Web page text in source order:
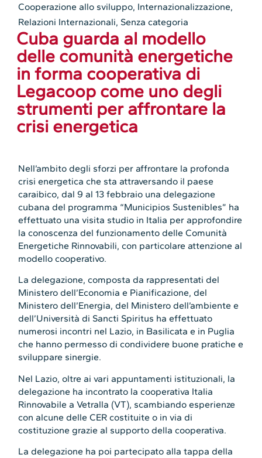
Cooperazione allo sviluppo, Internazionalizzazione,
Relazioni Internazionali, Senza categoria
Cuba guarda al modello
delle comunità energetiche
in forma cooperativa di
Legacoop come uno degli
strumenti per affrontare la
crisi energetica
Nell’ambito degli sforzi per affrontare la profonda
crisi energetica che sta attraversando il paese
caraibico, dal 9 al 13 febbraio una delegazione
cubana del programma “Municipios Sustenibles” ha
effettuato una visita studio in Italia per approfondire
la conoscenza del funzionamento delle Comunità
Energetiche Rinnovabili, con particolare attenzione al
modello cooperativo.
La delegazione, composta da rappresentati del
Ministero dell’Economia e Pianificazione, del
Ministero dell’Energia, del Ministero dell’ambiente e
dell’Università di Sancti Spiritus ha effettuato
numerosi incontri nel Lazio, in Basilicata e in Puglia
che hanno permesso di condividere buone pratiche e
sviluppare sinergie.
Nel Lazio, oltre ai vari appuntamenti istituzionali, la
delegazione ha incontrato la cooperativa Italia
Rinnovabile a Vetralla (VT), scambiando esperienze
con alcune delle CER costituite o in via di
costituzione grazie al supporto della cooperativa.
La delegazione ha poi partecipato alla tappa della